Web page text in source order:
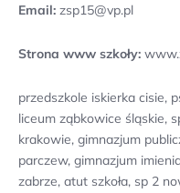
Email: zsp15@vp.pl
Strona www szkoły:
przedszkole iskierka cisie,
liceum ząbkowice śląskie,
krakowie, gimnazjum
parczew, gimnazjum
zabrze, atut szkoła, sp 2